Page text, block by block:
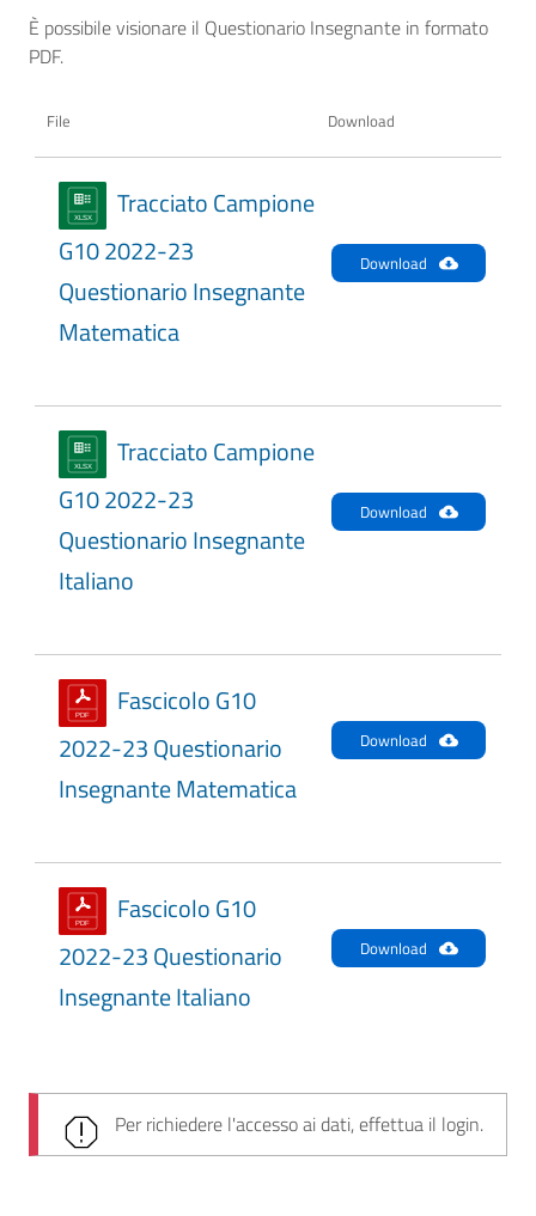
È possibile visionare il Questionario Insegnante in formato
PDF.
File Download
Tracciato Campione
G10 2022-23
Questionario Insegnante
Matematica
Download
Tracciato Campione
G10 2022-23
Questionario Insegnante
Italiano
Download
Fascicolo G10
2022-23 Questionario
Insegnante Matematica
Download
Fascicolo G10
2022-23 Questionario
Insegnante Italiano
Download
Per richiedere l'accesso ai dati, effettua il login.